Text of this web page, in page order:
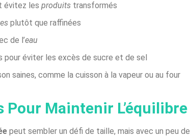
évitez les produits transformés
plutôt que raffinées
de l’eau
éviter les excès de sucre et de sel
saines, comme la cuisson à la vapeur ou au four
Maintenir
peut sembler un défi de taille, mais avec un peu